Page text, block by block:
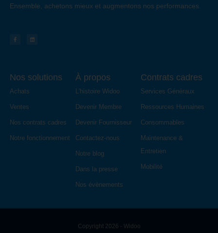
Ensemble, achetons mieux et augmentons nos performances.
Nos solutions
Achats
Ventes
Nos contrats cadres
Notre fonctionnement
À propos
L'histoire Widoo
Devenir Membre
Devenir Fournisseur
Contactez-nous
Notre blog
Dans la presse
Nos évènements
Contrats cadres
Services Généraux
Ressources Humaines
Consommables
Maintenance &
Entretien
Mobilité
Copyright 2026 - Widoo